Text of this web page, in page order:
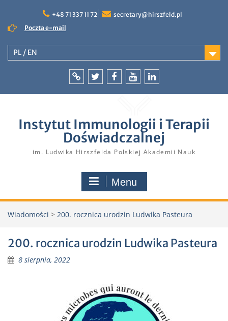
content
+48 71 337 11 72
secretary@hirszfeld.pl
Poczta e-mail
PL / EN
Instytut Immunologii i Terapii
Doświadczalnej
im. Ludwika Hirszfelda Polskiej Akademii Nauk
Menu
Wiadomości > 200. rocznica urodzin Ludwika Pasteura
200. rocznica urodzin Ludwika Pasteura
8 sierpnia, 2022